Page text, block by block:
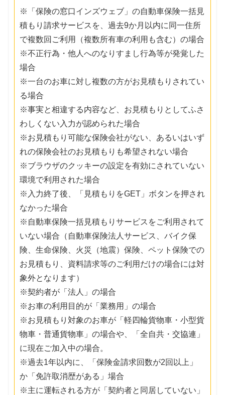
※「保険の窓口インズウェブ」の自動車保険一括見
積もり請求サービスを、過去9か月以内に同一住所
で複数回ご利用（複数所有車の利用も含む）の場合
※不正行為・他人へのなりすまし行為等が発覚した
場合
※一台のお車に対し複数の方がお見積もりされてい
る場合
※事実と相違する内容など、お見積もりとしてふさ
わしくない入力が認められた場合
※お見積もり可能な保険会社がない、あるいはいず
れの保険会社のお見積もりも希望されない場合
※ブラウザのクッキーの設定を有効にされていない
環境で利用された場合
※入力終了後、「見積もりをGET」ボタンを押され
なかった場合
※自動車保険一括見積もりサービスをご利用されて
いない場合（自動車保険法人サービス、バイク保
険、生命保険、火災（地震）保険、ペット保険での
お見積もり、資料請求等のご利用だけの場合には対
象外となります）
※契約者が「法人」の場合
※お車の利用目的が「業務用」の場合
※お見積もり対象のお車が「軽四輪貨物車・小型貨
物車・普通貨物車」の場合や、「全自共・交協連」
に現在ご加入中の場合。
※過去1年以内に、「保険金請求回数が2回以上」
か「免許取消歴がある」場合
※主に運転される方が「契約者と同居していない」